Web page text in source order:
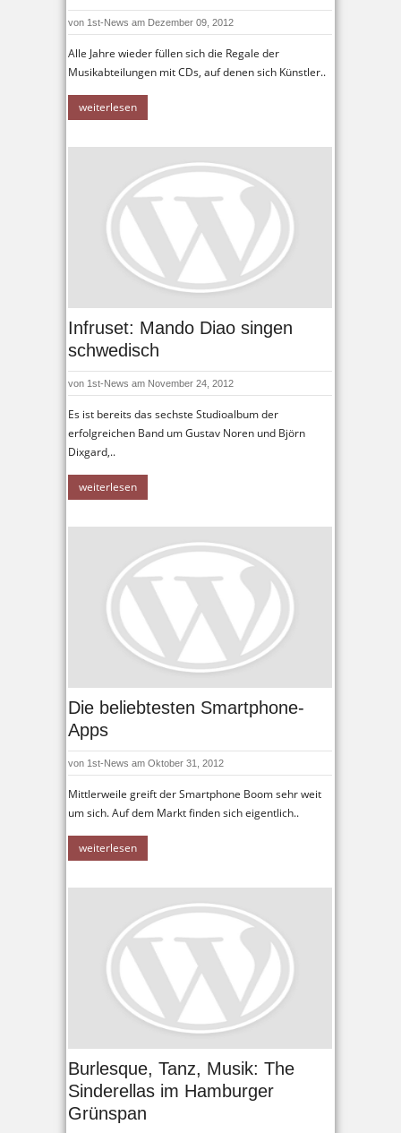
von 1st-News am Dezember 09, 2012
Alle Jahre wieder füllen sich die Regale der
Musikabteilungen mit CDs, auf denen sich Künstler..
weiterlesen
Infruset: Mando Diao singen
schwedisch
von 1st-News am November 24, 2012
Es ist bereits das sechste Studioalbum der
erfolgreichen Band um Gustav Noren und Björn
Dixgard,..
weiterlesen
Die beliebtesten Smartphone-
Apps
von 1st-News am Oktober 31, 2012
Mittlerweile greift der Smartphone Boom sehr weit
um sich. Auf dem Markt finden sich eigentlich..
weiterlesen
Burlesque, Tanz, Musik: The
Sinderellas im Hamburger
Grünspan